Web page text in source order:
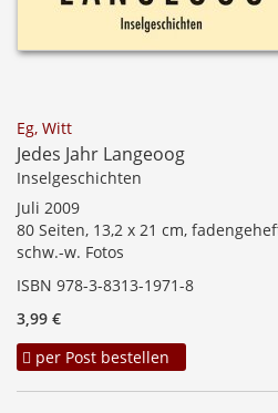
Eg, Witt
Jedes Jahr Langeoog
Inselgeschichten
Juli 2009
80 Seiten, 13,2 x 21 cm,
schw.-w. Fotos
ISBN 978-3-8313-1971-8
3,99 €
per Post bestellen